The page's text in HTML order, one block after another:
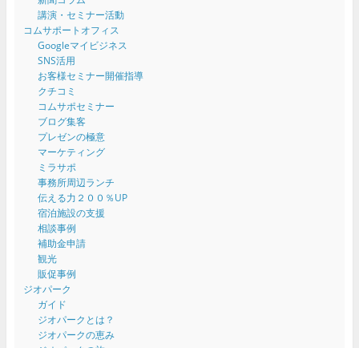
講演・セミナー活動
コムサポートオフィス
Googleマイビジネス
SNS活用
お客様セミナー開催指導
クチコミ
コムサポセミナー
ブログ集客
プレゼンの極意
マーケティング
ミラサポ
事務所周辺ランチ
伝える力２００％UP
宿泊施設の支援
相談事例
補助金申請
観光
販促事例
ジオパーク
ガイド
ジオパークとは？
ジオパークの恵み